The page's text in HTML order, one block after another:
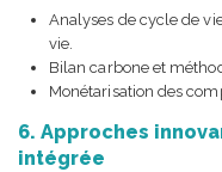
Analyses de cycle de
vie.
Bilan carbone et
Monétarisation des
6. Approches
intégrée